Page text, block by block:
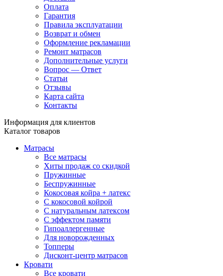
Оплата
Гарантия
Правила эксплуатации
Возврат и обмен
Оформление рекламации
Ремонт матрасов
Дополнительные услуги
Вопрос — Ответ
Статьи
Отзывы
Карта сайта
Контакты
Информация для клиентов
Каталог товаров
Матрасы
Все матрасы
Хиты продаж со скидкой
Пружинные
Беспружинные
Кокосовая койра + латекс
С кокосовой койрой
С натуральным латексом
С эффектом памяти
Гипоаллергенные
Для новорожденных
Топперы
Дисконт-центр матрасов
Кровати
Все кровати